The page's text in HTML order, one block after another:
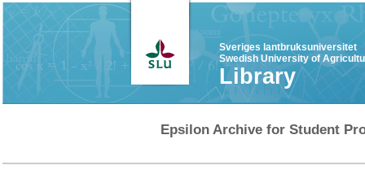
Sveriges lantbruksuniversitet
Swedish University of
Library
Epsilon Archive for Student